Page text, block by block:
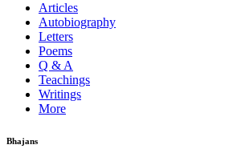
Articles
Autobiography
Letters
Poems
Q & A
Teachings
Writings
More
Bhajans